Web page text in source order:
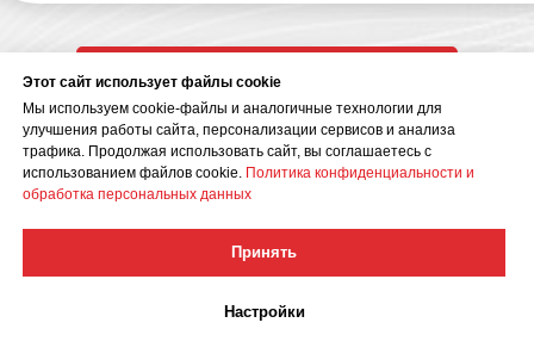
Что именно стоит выбрать
для решенияваших задач?
Получить коммерческое предложение
Этот сайт использует файлы cookie
Мы используем cookie-файлы и аналогичные технологии для
улучшения работы сайта, персонализации сервисов и анализа
трафика. Продолжая использовать сайт, вы соглашаетесь с
использованием файлов cookie. Политика конфиденциальности и
обработка персональных данных
Принять
Настройки